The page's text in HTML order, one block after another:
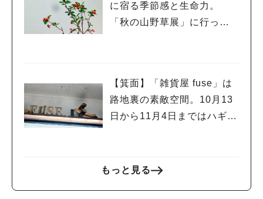
に宿る季節感と生命力。
「秋の山野草展」に行って
【箕面】「雑貨屋 fuse」は
路地裏の素敵空間。10月13
日から11月4日まではハギレ
もっと見る